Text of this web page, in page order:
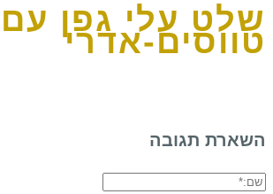
שלט עלי גפן עם
טווסים-אדרי
השארת תגובה
שם:*